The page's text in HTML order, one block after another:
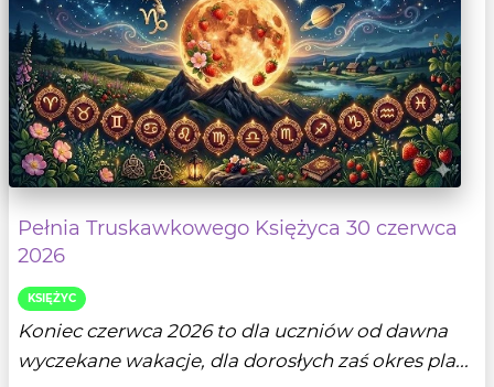
Pełnia Truskawkowego Księżyca 30 czerwca
2026
KSIĘŻYC
Koniec czerwca 2026 to dla uczniów od dawna
wyczekane wakacje, dla dorosłych zaś okres pla...